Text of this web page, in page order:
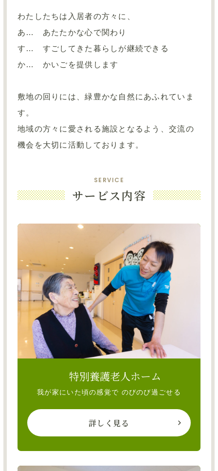
わたしたちは入居者の方々に、
あ… あたたかな心で関わり
す… すごしてきた暮らしが継続できる
か… かいごを提供します
敷地の回りには、緑豊かな自然にあふれていま
す。
地域の方々に愛される施設となるよう、交流の
機会を大切に活動しております。
SERVICE
サービス内容
特別養護老人ホーム
我が家にいた頃の感覚で のびのび過ごせる
詳しく見る